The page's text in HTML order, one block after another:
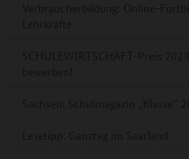
Verbraucherbildung: Online-
Lehrkräfte
SCHULEWIRTSCHAFT-Preis
bewerben!
Sachsen: Schulmagazin „Klasse“
Lesetipp: Ganztag im Saarland